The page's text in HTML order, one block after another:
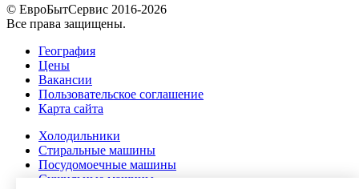
© ЕвроБытСервис 2016-2026
Все права защищены.
География
Цены
Вакансии
Пользовательское соглашение
Карта сайта
Холодильники
Стиральные машины
Посудомоечные машины
Сушильные машины